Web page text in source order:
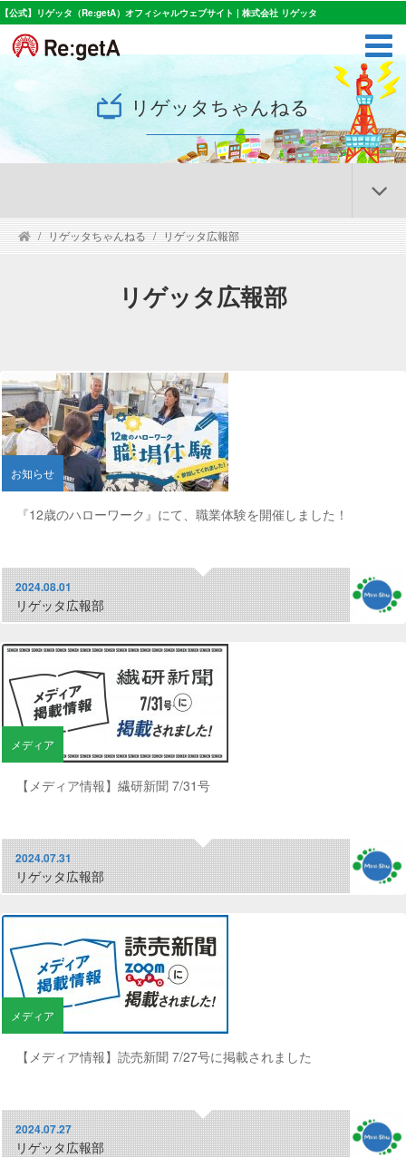
【公式】リゲッタ（Re:getA）オフィシャルウェブサイト | 株式会社 リゲッタ
リゲッタちゃんねる
リゲッタちゃんねる リゲッタ広報部
リゲッタ広報部
お知らせ
『12歳のハローワーク』にて、職業体験を開催しました！
2024.08.01
リゲッタ広報部
メディア
【メディア情報】繊研新聞 7/31号
2024.07.31
リゲッタ広報部
メディア
【メディア情報】読売新聞 7/27号に掲載されました
2024.07.27
リゲッタ広報部